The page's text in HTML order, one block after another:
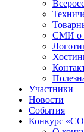
СМИ о
Участники
Новости
События
Конкурс